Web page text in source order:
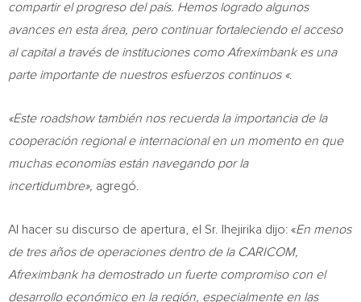
compartir el progreso del país. Hemos logrado algunos
avances en esta área, pero continuar fortaleciendo el acceso
al capital a través de instituciones como Afreximbank es una
parte importante de nuestros esfuerzos continuos «.
«Este roadshow también nos recuerda la importancia de la
cooperación regional e internacional en un momento en que
muchas economías están navegando por la
incertidumbre», agregó.
Al hacer su discurso de apertura, el Sr. Ihejirika dijo: «En menos
de tres años de operaciones dentro de la CARICOM,
Afreximbank ha demostrado un fuerte compromiso con el
desarrollo económico en la región, especialmente en las